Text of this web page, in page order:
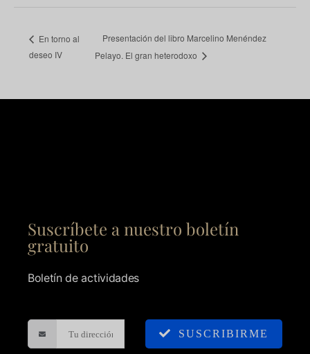
En torno al
deseo IV
Presentación del libro Marcelino Menéndez
Pelayo. El gran heterodoxo
Suscríbete a nuestro boletín
gratuito
Boletín de actividades
SUSCRIBIRME